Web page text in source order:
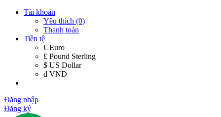
Tài khoản
Yêu thích (0)
Thanh toán
Tiền tệ
€ Euro
£ Pound Sterling
$ US Dollar
đ VND
Đăng nhập
Đăng ký